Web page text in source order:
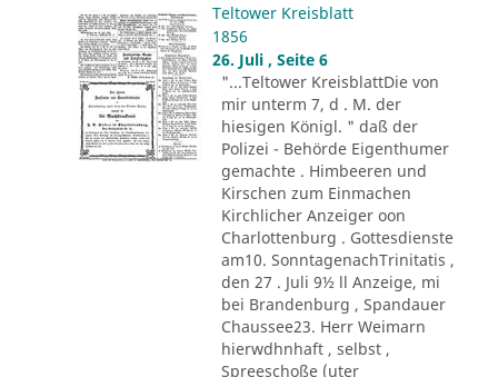
Teltower Kreisblatt
1856
26. Juli , Seite 6
"...Teltower KreisblattDie von
mir unterm 7, d . M. der
hiesigen Königl. " daß der
Polizei - Behörde Eigenthumer
gemachte . Himbeeren und
Kirschen zum Einmachen
Kirchlicher Anzeiger oon
Charlottenburg . Gottesdienste
am10. SonntagenachTrinitatis ,
den 27 . Juli 9½ ll Anzeige, mi
bei Brandenburg , Spandauer
Chaussee23. Herr Weimarn
hierwdhnhaft , selbst ,
Spreeschoße (uter